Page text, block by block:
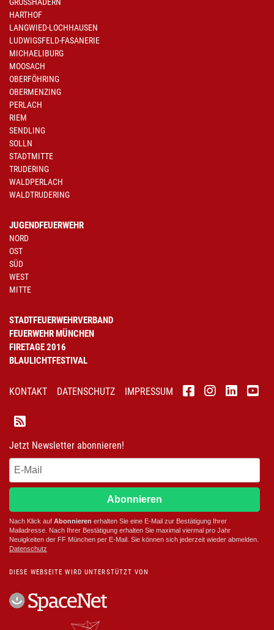
HARTHOF
LANGWIED-LOCHHAUSEN
LUDWIGSFELD-FASANERIE
MICHAELIBURG
MOOSACH
OBERFÖHRING
OBERMENZING
PERLACH
RIEM
SENDLING
SOLLN
STADTMITTE
TRUDERING
WALDPERLACH
WALDTRUDERING
JUGENDFEUERWEHR
NORD
OST
SÜD
WEST
MITTE
STADTFEUERWEHRVERBAND
FEUERWEHR MÜNCHEN
FIRETAGE 2016
BLAULICHTFESTIVAL
KONTAKT DATENSCHUTZ IMPRESSUM
Jetzt Newsletter abonnieren!
Abonnieren
Nach Klick auf Abonnieren erhalten Sie eine E-Mail zur Bestätigung Ihrer
Mailadresse. Nach Ihrer Bestätigung erhalten Sie maximal viermal pro Jahr
Neuigkeiten der FF München per E-Mail. Sie können sich jederzeit wieder abmelden.
Datenschutz
DIESE WEBSEITE WIRD UNTERSTÜTZT VON